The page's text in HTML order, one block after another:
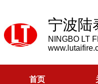
宁波陆
NINGBO LT
首页